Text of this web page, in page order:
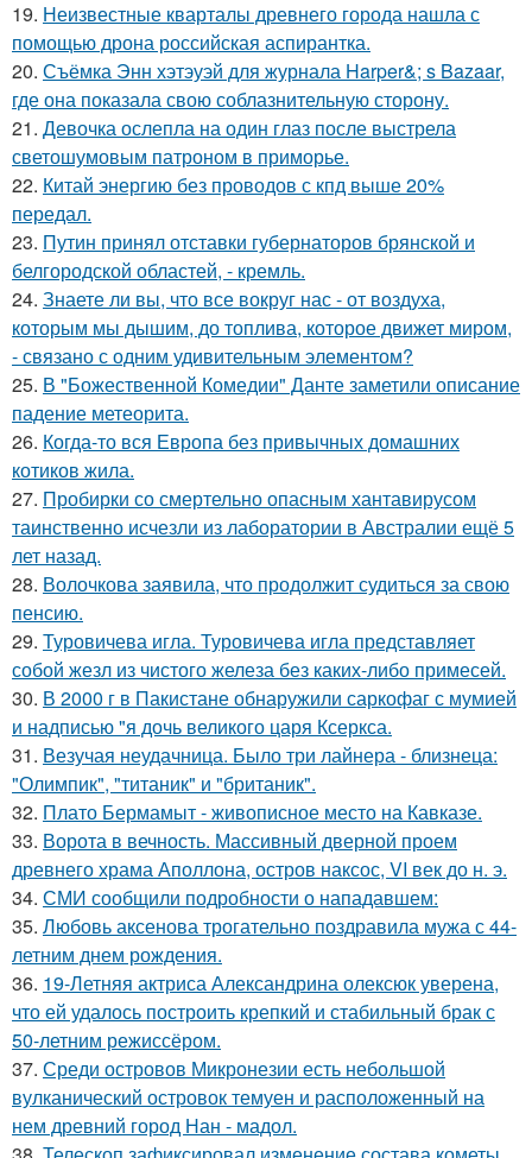
19. Неизвестные кварталы древнего города нашла с
помощью дрона российская аспирантка.
20. Съёмка Энн хэтэуэй для журнала Harper&; s Bazaar,
где она показала свою соблазнительную сторону.
21. Девочка ослепла на один глаз после выстрела
светошумовым патроном в приморье.
22. Китай энергию без проводов с кпд выше 20%
передал.
23. Путин принял отставки губернаторов брянской и
белгородской областей, - кремль.
24. Знаете ли вы, что все вокруг нас - от воздуха,
которым мы дышим, до топлива, которое движет миром,
- связано с одним удивительным элементом?
25. В "Божественной Комедии" Данте заметили описание
падение метеорита.
26. Когда-то вся Европа без привычных домашних
котиков жила.
27. Пробирки со смертельно опасным хантавирусом
таинственно исчезли из лаборатории в Австралии ещё 5
лет назад.
28. Волочкова заявила, что продолжит судиться за свою
пенсию.
29. Туровичева игла. Туровичева игла представляет
собой жезл из чистого железа без каких-либо примесей.
30. В 2000 г в Пакистане обнаружили саркофаг с мумией
и надписью "я дочь великого царя Ксеркса.
31. Везучая неудачница. Было три лайнера - близнеца:
"Олимпик", "титаник" и "британик".
32. Плато Бермамыт - живописное место на Кавказе.
33. Ворота в вечность. Массивный дверной проем
древнего храма Аполлона, остров наксос, VI век до н. э.
34. СМИ сообщили подробности о нападавшем:
35. Любовь аксенова трогательно поздравила мужа с 44-
летним днем рождения.
36. 19-Летняя актриса Александрина олексюк уверена,
что ей удалось построить крепкий и стабильный брак с
50-летним режиссёром.
37. Среди островов Микронезии есть небольшой
вулканический островок темуен и расположенный на
нем древний город Нан - мадол.